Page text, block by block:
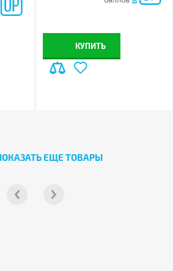
КУПИТЬ
ЕЩЕ ТОВАРЫ